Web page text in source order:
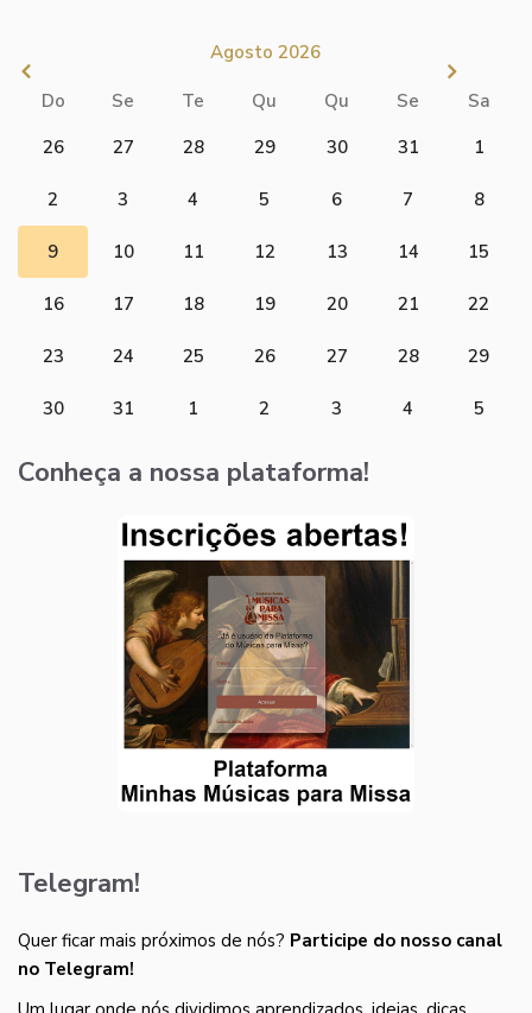
Agosto 2026
Do Se Te Qu Qu Se
Sa
26
27 28 29 30 31 1
2 3 4 5 6 7 8
9 10 11 12 13 14 15
16 17 18 19 20 21 22
23 24 25 26 27 28 29
30 31 1 2 3 4 5
Conheça a nossa plataforma!
Telegram!
Quer ficar mais próximos de nós? Participe do nosso canal
no Telegram!